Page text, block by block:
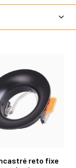
reto fixe